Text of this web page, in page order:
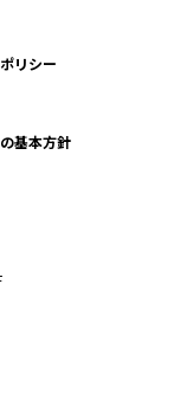
リシー
基本方針